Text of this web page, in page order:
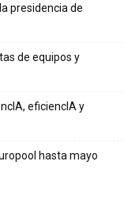
presidencia de
de equipos y
eficiencIA y
hasta mayo